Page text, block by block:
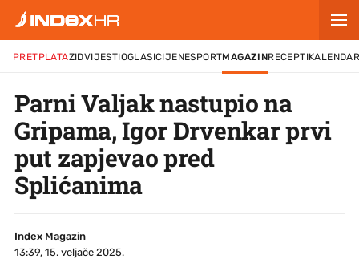
PRETPLATAZIDVIJESTIOGLASICIJENESPORTMAGAZINRECEPTI
Parni Valjak nastupio na
Gripama, Igor Drvenkar prvi
put zapjevao pred
Splićanima
Index Magazin
13:39, 15. veljače 2025.